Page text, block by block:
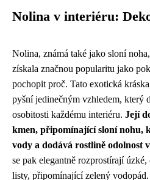
Nolina v interiéru:
Nolina, známá také jako sloní
získala značnou popularitu jako
pochopit proč. Tato exotická
pyšní jedinečným vzhledem, který
osobitosti každému interiéru. Její
kmen, připomínající sloní nohu,
vody a dodává rostlině odolnost
se pak elegantně rozprostírají
listy, připomínající zelený